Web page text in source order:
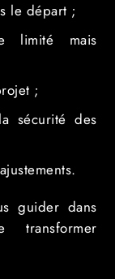
le départ ;
limité mais
;
sécurité des
guider dans